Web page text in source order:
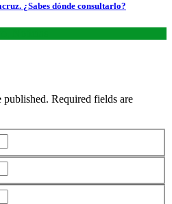
¿Sabes dónde consultarlo?
Required fields are